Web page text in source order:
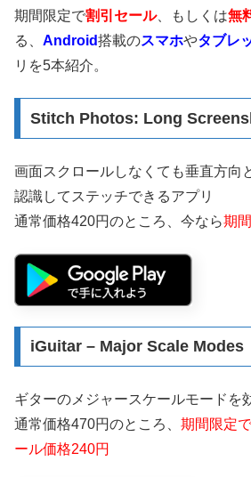
期間限定で割引セール、もしくは無
る、 Android搭載のスマホやタブレ
リを5本紹介。
Stitch Photos: Long
画面スクロールしなくても垂直方向
認識してステッチできるアプリ
通常価格420円のところ、今なら期
iGuitar – Major Scale Modes
ギターのメジャースケールモードを
通常価格470円のところ、 期間限定
ール価格240円